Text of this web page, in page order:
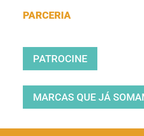
PARCERIA
PATROCINE
MARCAS QUE JÁ